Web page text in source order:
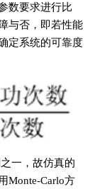
数要求进行比
与否，即若性能
定系统的可靠度
一，故仿真的
Monte-Carlo方